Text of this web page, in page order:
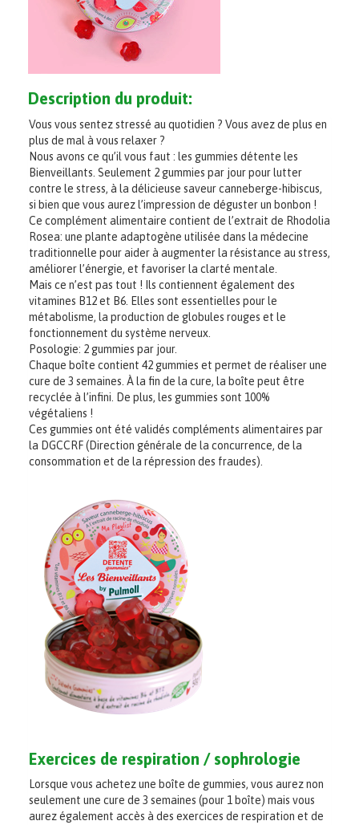
Description du produit:
Vous vous sentez stressé au quotidien ? Vous avez de plus en
plus de mal à vous relaxer ?
Nous avons ce qu’il vous faut : les gummies détente les
Bienveillants. Seulement 2 gummies par jour pour lutter
contre le stress, à la délicieuse saveur canneberge-hibiscus,
si bien que vous aurez l’impression de déguster un bonbon !
Ce complément alimentaire contient de l’extrait de Rhodolia
Rosea: une plante adaptogène utilisée dans la médecine
traditionnelle pour aider à augmenter la résistance au stress,
améliorer l’énergie, et favoriser la clarté mentale.
Mais ce n’est pas tout ! Ils contiennent également des
vitamines B12 et B6. Elles sont essentielles pour le
métabolisme, la production de globules rouges et le
fonctionnement du système nerveux.
Posologie: 2 gummies par jour.
Chaque boîte contient 42 gummies et permet de réaliser une
cure de 3 semaines. À la fin de la cure, la boîte peut être
recyclée à l’infini. De plus, les gummies sont 100%
végétaliens !
Ces gummies ont été validés compléments alimentaires par
la DGCCRF (Direction générale de la concurrence, de la
consommation et de la répression des fraudes).
Exercices de respiration / sophrologie
Lorsque vous achetez une boîte de gummies, vous aurez non
seulement une cure de 3 semaines (pour 1 boîte) mais vous
aurez également accès à des exercices de respiration et de